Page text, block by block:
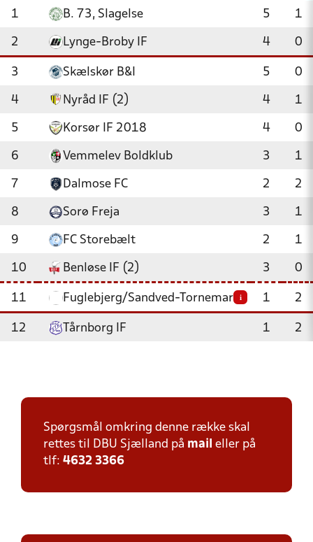
1 B. 73, Slagelse 5 1
2 Lynge-Broby IF 4 0
3 Skælskør B&I 5 0
4 Nyråd IF (2) 4 1
5 Korsør IF 2018 4 0
6 Vemmelev Boldklub 3 1
7 Dalmose FC 2 2
8 Sorø Freja 3 1
9 FC Storebælt 2 1
10 Benløse IF (2) 3 0
11 Fuglebjerg/Sandved-Tornemark i 1 2
12 Tårnborg IF 1 2
Spørgsmål omkring denne række skal
rettes til DBU Sjælland på mail eller på
tlf: 4632 3366